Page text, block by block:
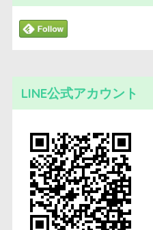
LINE公式アカウント